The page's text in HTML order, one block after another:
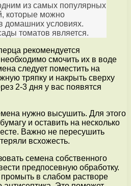
из самых популярных
которые можно
домашних условиях.
томатов является.
рекомендуется
смочить их в воде
следует поместить на
тряпку и накрыть сверху
2-3 дня у вас появятся
нужно высушить. Для этого
и оставить на несколько
Важно не пересушить
всхожесть.
семена собственного
предпосевную обработку.
в слабом растворе